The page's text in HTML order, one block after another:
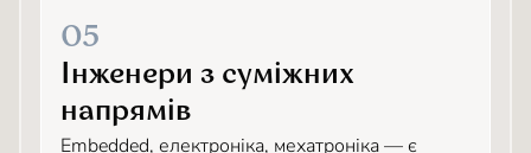
05
Інженери з суміжних
напрямів
Embedded, електроніка, мехатроніка — є